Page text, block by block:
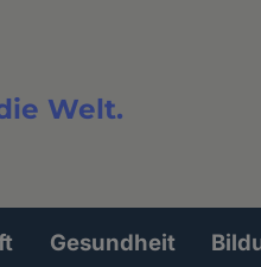
Welt.
Gesundheit